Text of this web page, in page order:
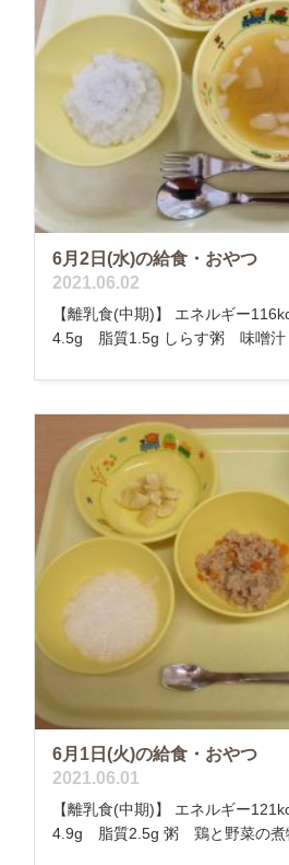
6月2日(水)の給食・おやつ
2021.06.02
【離乳食(中期)】 エネルギー
4.5g 脂質1.5g しらす粥 味噌汁
6月1日(火)の給食・おやつ
2021.06.01
【離乳食(中期)】 エネルギー
4.9g 脂質2.5g 粥 鶏と野菜の